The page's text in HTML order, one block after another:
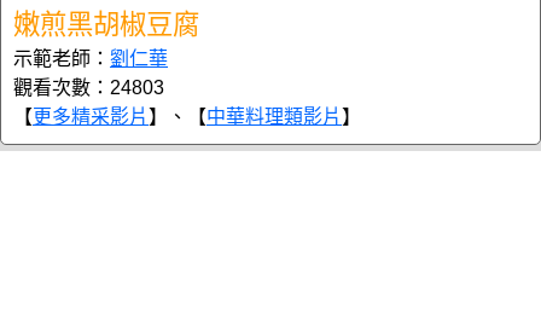
嫩煎黑胡椒豆腐
示範老師： 劉仁華
觀看次數：24803
【更多精采影片 】、【中華料理類影片 】